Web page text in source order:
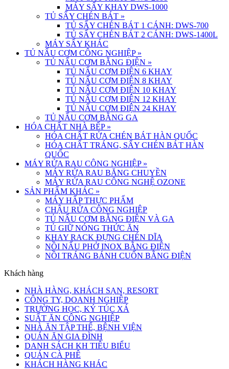
MÁY SẤY KHAY DWS-1000
TỦ SẤY CHÉN BÁT »
TỦ SẤY CHÉN BÁT 1 CÁNH: DWS-700
TỦ SẤY CHÉN BÁT 2 CÁNH: DWS-1400L
MÁY SẤY KHÁC
TỦ NẤU CƠM CÔNG NGHIỆP »
TỦ NẤU CƠM BẰNG ĐIỆN »
TỦ NẤU CƠM ĐIỆN 6 KHAY
TỦ NẤU CƠM ĐIỆN 8 KHAY
TỦ NẤU CƠM ĐIỆN 10 KHAY
TỦ NẤU CƠM ĐIỆN 12 KHAY
TỦ NẤU CƠM ĐIỆN 24 KHAY
TỦ NẤU CƠM BẰNG GA
HÓA CHẤT NHÀ BẾP »
HÓA CHẤT RỬA CHÉN BÁT HÀN QUỐC
HÓA CHẤT TRÁNG, SẤY CHÉN BÁT HÀN
QUỐC
MÁY RỬA RAU CÔNG NGHIỆP »
MÁY RỬA RAU BĂNG CHUYỀN
MÁY RỬA RAU CÔNG NGHỆ OZONE
SẢN PHẨM KHÁC »
MÁY HẤP THỰC PHẨM
CHẬU RỬA CÔNG NGHIỆP
TỦ NẤU CƠM BẰNG ĐIỆN VÀ GA
TỦ GIỮ NÓNG THỨC ĂN
KHAY RACK ĐỰNG CHÉN DĨA
NỒI NẤU PHỞ INOX BẰNG ĐIỆN
NỒI TRÁNG BÁNH CUỐN BẰNG ĐIỆN
Khách hàng
NHÀ HÀNG, KHÁCH SẠN, RESORT
CÔNG TY, DOANH NGHIỆP
TRƯỜNG HỌC, KÝ TÚC XÁ
SUẤT ĂN CÔNG NGHIỆP
NHÀ ĂN TẬP THỂ, BỆNH VIỆN
QUÁN ĂN GIA ĐÌNH
DANH SÁCH KH TIÊU BIỂU
QUÁN CÀ PHÊ
KHÁCH HÀNG KHÁC